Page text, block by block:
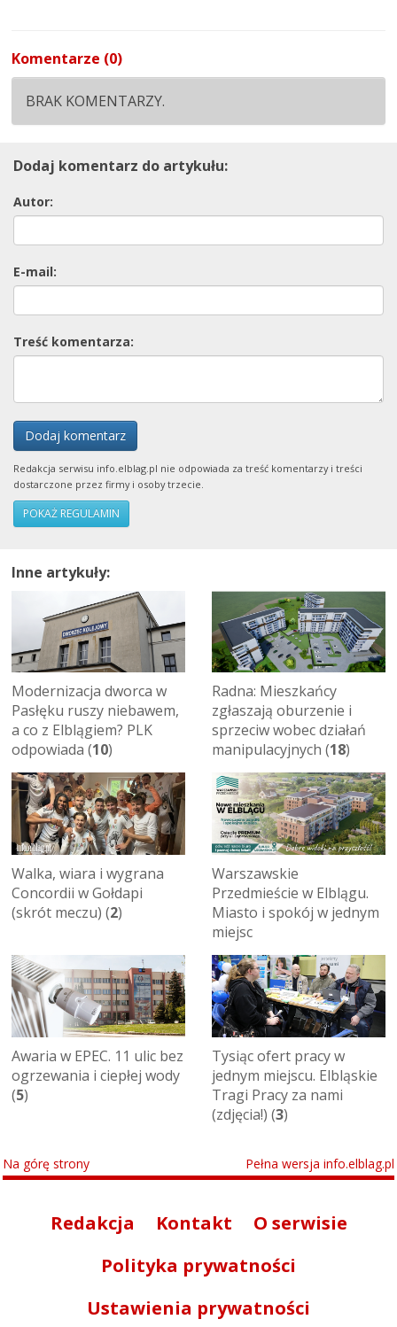
Komentarze (0)
BRAK KOMENTARZY.
Dodaj komentarz do artykułu:
Autor:
E-mail:
Treść komentarza:
Dodaj komentarz
Redakcja serwisu info.elblag.pl nie odpowiada za treść komentarzy i treści
dostarczone przez firmy i osoby trzecie.
POKAŻ REGULAMIN
Inne artykuły:
Modernizacja dworca w
Pasłęku ruszy niebawem,
a co z Elblągiem? PLK
odpowiada (10)
Radna: Mieszkańcy
zgłaszają oburzenie i
sprzeciw wobec działań
manipulacyjnych (18)
Walka, wiara i wygrana
Concordii w Gołdapi
(skrót meczu) (2)
Warszawskie
Przedmieście w Elblągu.
Miasto i spokój w jednym
miejsc
Awaria w EPEC. 11 ulic bez
ogrzewania i ciepłej wody
(5)
Tysiąc ofert pracy w
jednym miejscu. Elbląskie
Tragi Pracy za nami
(zdjęcia!) (3)
Na górę strony Pełna wersja info.elblag.pl
Redakcja Kontakt
O serwisie
Polityka prywatności
Ustawienia prywatności